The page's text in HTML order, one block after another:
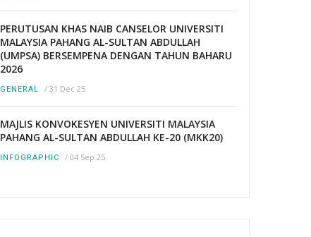
PERUTUSAN KHAS NAIB CANSELOR UNIVERSITI
MALAYSIA PAHANG AL-SULTAN ABDULLAH
(UMPSA) BERSEMPENA DENGAN TAHUN BAHARU
2026
GENERAL / 31 Dec 25
MAJLIS KONVOKESYEN UNIVERSITI MALAYSIA
PAHANG AL-SULTAN ABDULLAH KE-20 (MKK20)
INFOGRAPHIC / 04 Sep 25